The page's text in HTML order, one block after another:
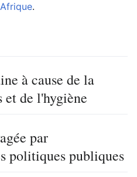
Afrique.
à cause de la
et de l'hygiène
par
politiques publiques